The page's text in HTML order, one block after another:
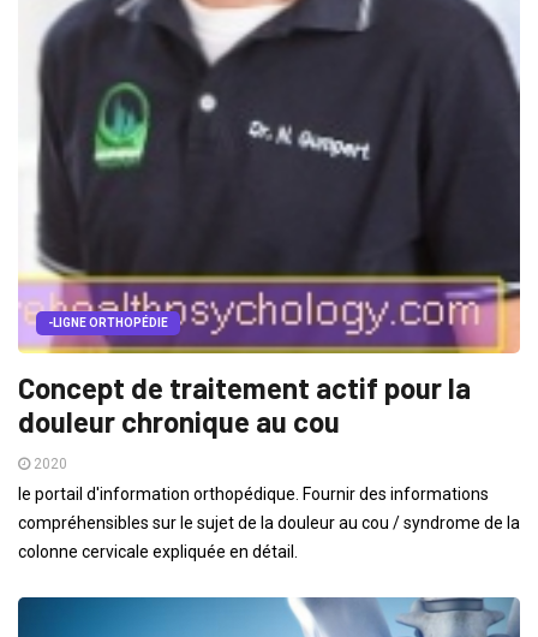
-LIGNE ORTHOPÉDIE
Concept de traitement actif pour la
douleur chronique au cou
2020
le portail d'information orthopédique. Fournir des informations
compréhensibles sur le sujet de la douleur au cou / syndrome de la
colonne cervicale expliquée en détail.